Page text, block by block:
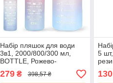
Набір пляшок для води
3в1, 2000/800/300 мл,
BOTTLE, Рожево-
блакитний / Спортивна
пляшка для води / Пляшка
279₴ 398,57 ₴
5